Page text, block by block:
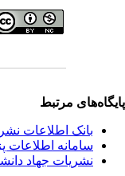
مرتبط
بانک اطلاعات
سامانه اطلاعات
نشریات جهاد